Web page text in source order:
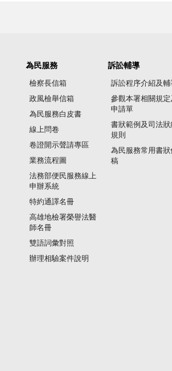
為民服務
檢察長信箱
政風檢舉信箱
為民服務白皮書
線上問卷
卷證開示聲請專區
業務流程圖
法務部便民服務線上
申辦系統
特約通譯名冊
高雄地檢署榮譽法醫
師名冊
雙語詞彙對照
辦理相驗案件說明
訴訟輔導
訴訟程序介紹及輔
參觀本署相關規定
申請單
書狀範例及司法狀
規則
為民服務常用書狀
稿